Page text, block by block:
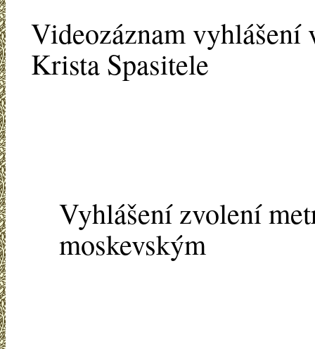
Videozáznam
Krista Spasitele
Vyhlášení zvolení
moskevským